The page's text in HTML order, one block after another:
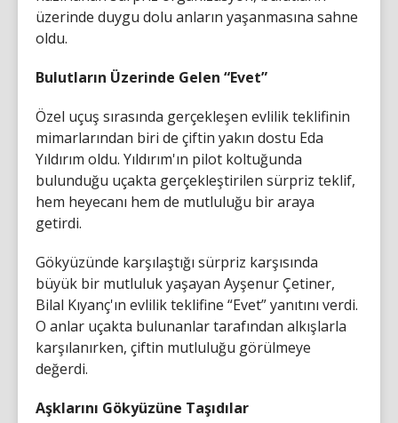
üzerinde duygu dolu anların yaşanmasına sahne
oldu.
Bulutların Üzerinde Gelen “Evet”
Özel uçuş sırasında gerçekleşen evlilik teklifinin
mimarlarından biri de çiftin yakın dostu Eda
Yıldırım oldu. Yıldırım'ın pilot koltuğunda
bulunduğu uçakta gerçekleştirilen sürpriz teklif,
hem heyecanı hem de mutluluğu bir araya
getirdi.
Gökyüzünde karşılaştığı sürpriz karşısında
büyük bir mutluluk yaşayan Ayşenur Çetiner,
Bilal Kıyanç'ın evlilik teklifine “Evet” yanıtını verdi.
O anlar uçakta bulunanlar tarafından alkışlarla
karşılanırken, çiftin mutluluğu görülmeye
değerdi.
Aşklarını Gökyüzüne Taşıdılar